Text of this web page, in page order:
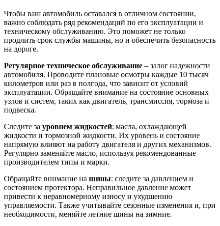
Чтобы ваш автомобиль оставался в отличном состоянии,
важно соблюдать ряд рекомендаций по его эксплуатации и
техническому обслуживанию. Это поможет не только
продлить срок службы машины, но и обеспечить безопасность
на дороге.
Регулярное техническое обслуживание – залог надежности
автомобиля. Проводите плановые осмотры каждые 10 тысяч
километров или раз в полгода, что зависит от условий
эксплуатации. Обращайте внимание на состояние основных
узлов и систем, таких как двигатель, трансмиссия, тормоза и
подвеска.
Следите за уровнем жидкостей: масла, охлаждающей
жидкости и тормозной жидкости. Их уровень и состояние
напрямую влияют на работу двигателя и других механизмов.
Регулярно заменяйте масло, используя рекомендованные
производителем типы и марки.
Обращайте внимание на шины: следите за давлением и
состоянием протектора. Неправильное давление может
привести к неравномерному износу и ухудшению
управляемости. Также учитывайте сезонные изменения и, при
необходимости, меняйте летние шины на зимние.